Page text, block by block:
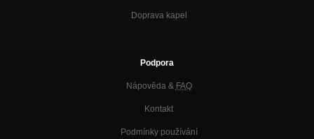
Doprava kapel
Podpora
Nápověda & FAQ
Kontakt
Podmínky používání